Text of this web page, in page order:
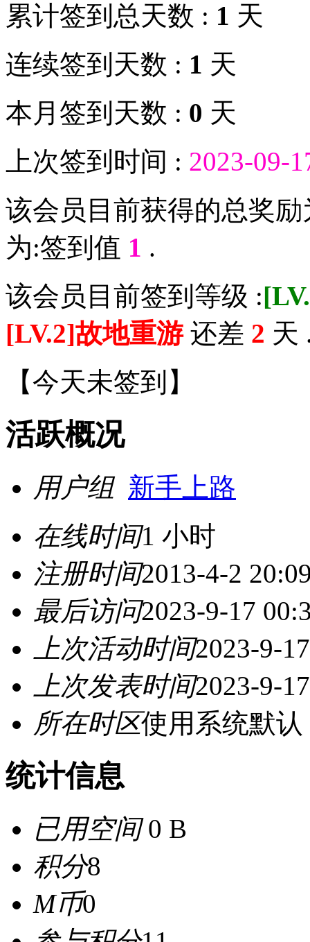
累计签到总天数 : 1 天
连续签到天数 : 1 天
本月签到天数 : 0 天
上次签到时间 : 2023-09-
该会员目前获得的总奖
为:签到值 1 .
该会员目前签到等级 :
[LV.2]故地重游还差 2 天
【今天未签到 】
活跃概况
用户组 新手上路
在线时间1 小时
注册时间2013-4-2
最后访问2023-9-17
上次活动时间2023-9-
上次发表时间2023-9-
所在时区使用系统默认
统计信息
已用空间0 B
积分8
M币0